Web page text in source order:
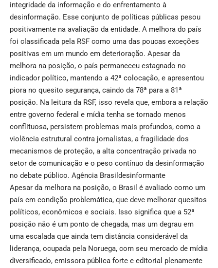
integridade da informação e do enfrentamento à
desinformação. Esse conjunto de políticas públicas pesou
positivamente na avaliação da entidade. A melhora do país
foi classificada pela RSF como uma das poucas exceções
positivas em um mundo em deterioração. Apesar da
melhora na posição, o país permaneceu estagnado no
indicador político, mantendo a 42ª colocação, e apresentou
piora no quesito segurança, caindo da 78ª para a 81ª
posição. Na leitura da RSF, isso revela que, embora a relação
entre governo federal e mídia tenha se tornado menos
conflituosa, persistem problemas mais profundos, como a
violência estrutural contra jornalistas, a fragilidade dos
mecanismos de proteção, a alta concentração privada no
setor de comunicação e o peso contínuo da desinformação
no debate público. Agência Brasil desinformante
Apesar da melhora na posição, o Brasil é avaliado como um
país em condição problemática, que deve melhorar quesitos
políticos, econômicos e sociais. Isso significa que a 52ª
posição não é um ponto de chegada, mas um degrau em
uma escalada que ainda tem distância considerável da
liderança, ocupada pela Noruega, com seu mercado de mídia
diversificado, emissora pública forte e editorial plenamente